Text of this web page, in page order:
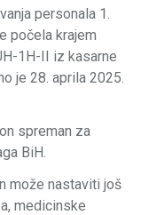
personala 1.
počela krajem
1H-II iz kasarne
je 28. aprila 2025.
spreman za
BiH.
može nastaviti još
medicinske